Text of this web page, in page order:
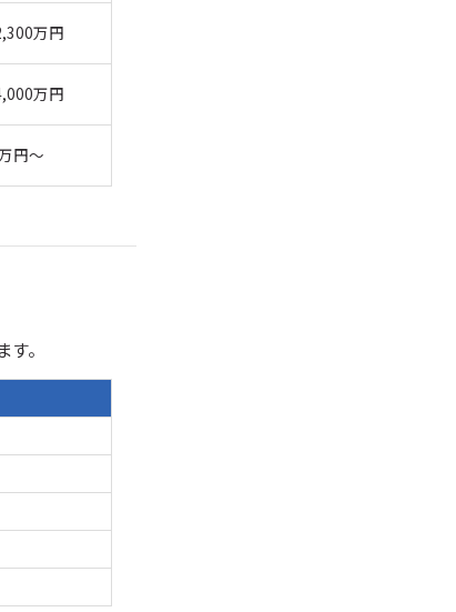
万円
万円
円～
。